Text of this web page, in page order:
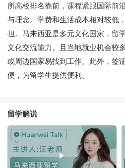
所高校排名靠前，课程紧跟国际前
与理念。学费和生活成本相对较低
担。马来西亚是多元文化国家，留
文化交流能力。且当地就业机会较
或周边国家易找到工作。此外，签
便，为留学生提供便利。
留学解说